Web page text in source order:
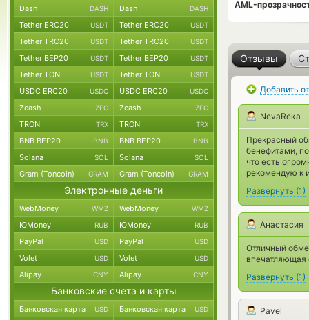
AML-
Отзывы
Добавить
NevaReka
Прекрасный
бенефитами,
что есть
рекомендую к
Развернуть (1)
Анастасия
Отличный
впечатляющая
Развернуть (1)
Pavel
Dash DASH Dash DASH
Tether ERC20 USDT Tether ERC20 USDT
Tether TRC20 USDT Tether TRC20 USDT
Tether BEP20 USDT Tether BEP20 USDT
Tether TON USDT Tether TON USDT
USDC ERC20 USDC USDC ERC20 USDC
Zcash ZEC Zcash ZEC
TRON TRX TRON TRX
BNB BEP20 BNB BNB BEP20 BNB
Solana SOL Solana SOL
Gram (Toncoin) GRAM Gram (Toncoin) GRAM
Электронные деньги
WebMoney WMZ WebMoney WMZ
ЮMoney RUB ЮMoney RUB
PayPal USD PayPal USD
Volet USD Volet USD
Alipay CNY Alipay CNY
Банковские счета и карты
Банковская карта USD Банковская карта USD